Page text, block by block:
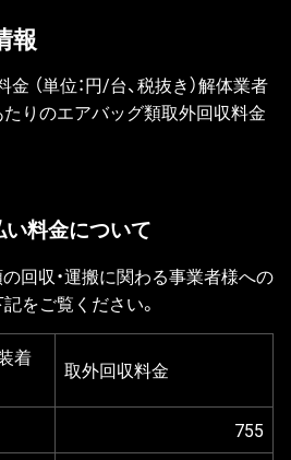
報
（単位：円/台、税抜き）解体業者
りのエアバッグ類取外回収料金
料金について
回収・運搬に関わる事業者様への
をご覧ください。
着
取外回収料金
755